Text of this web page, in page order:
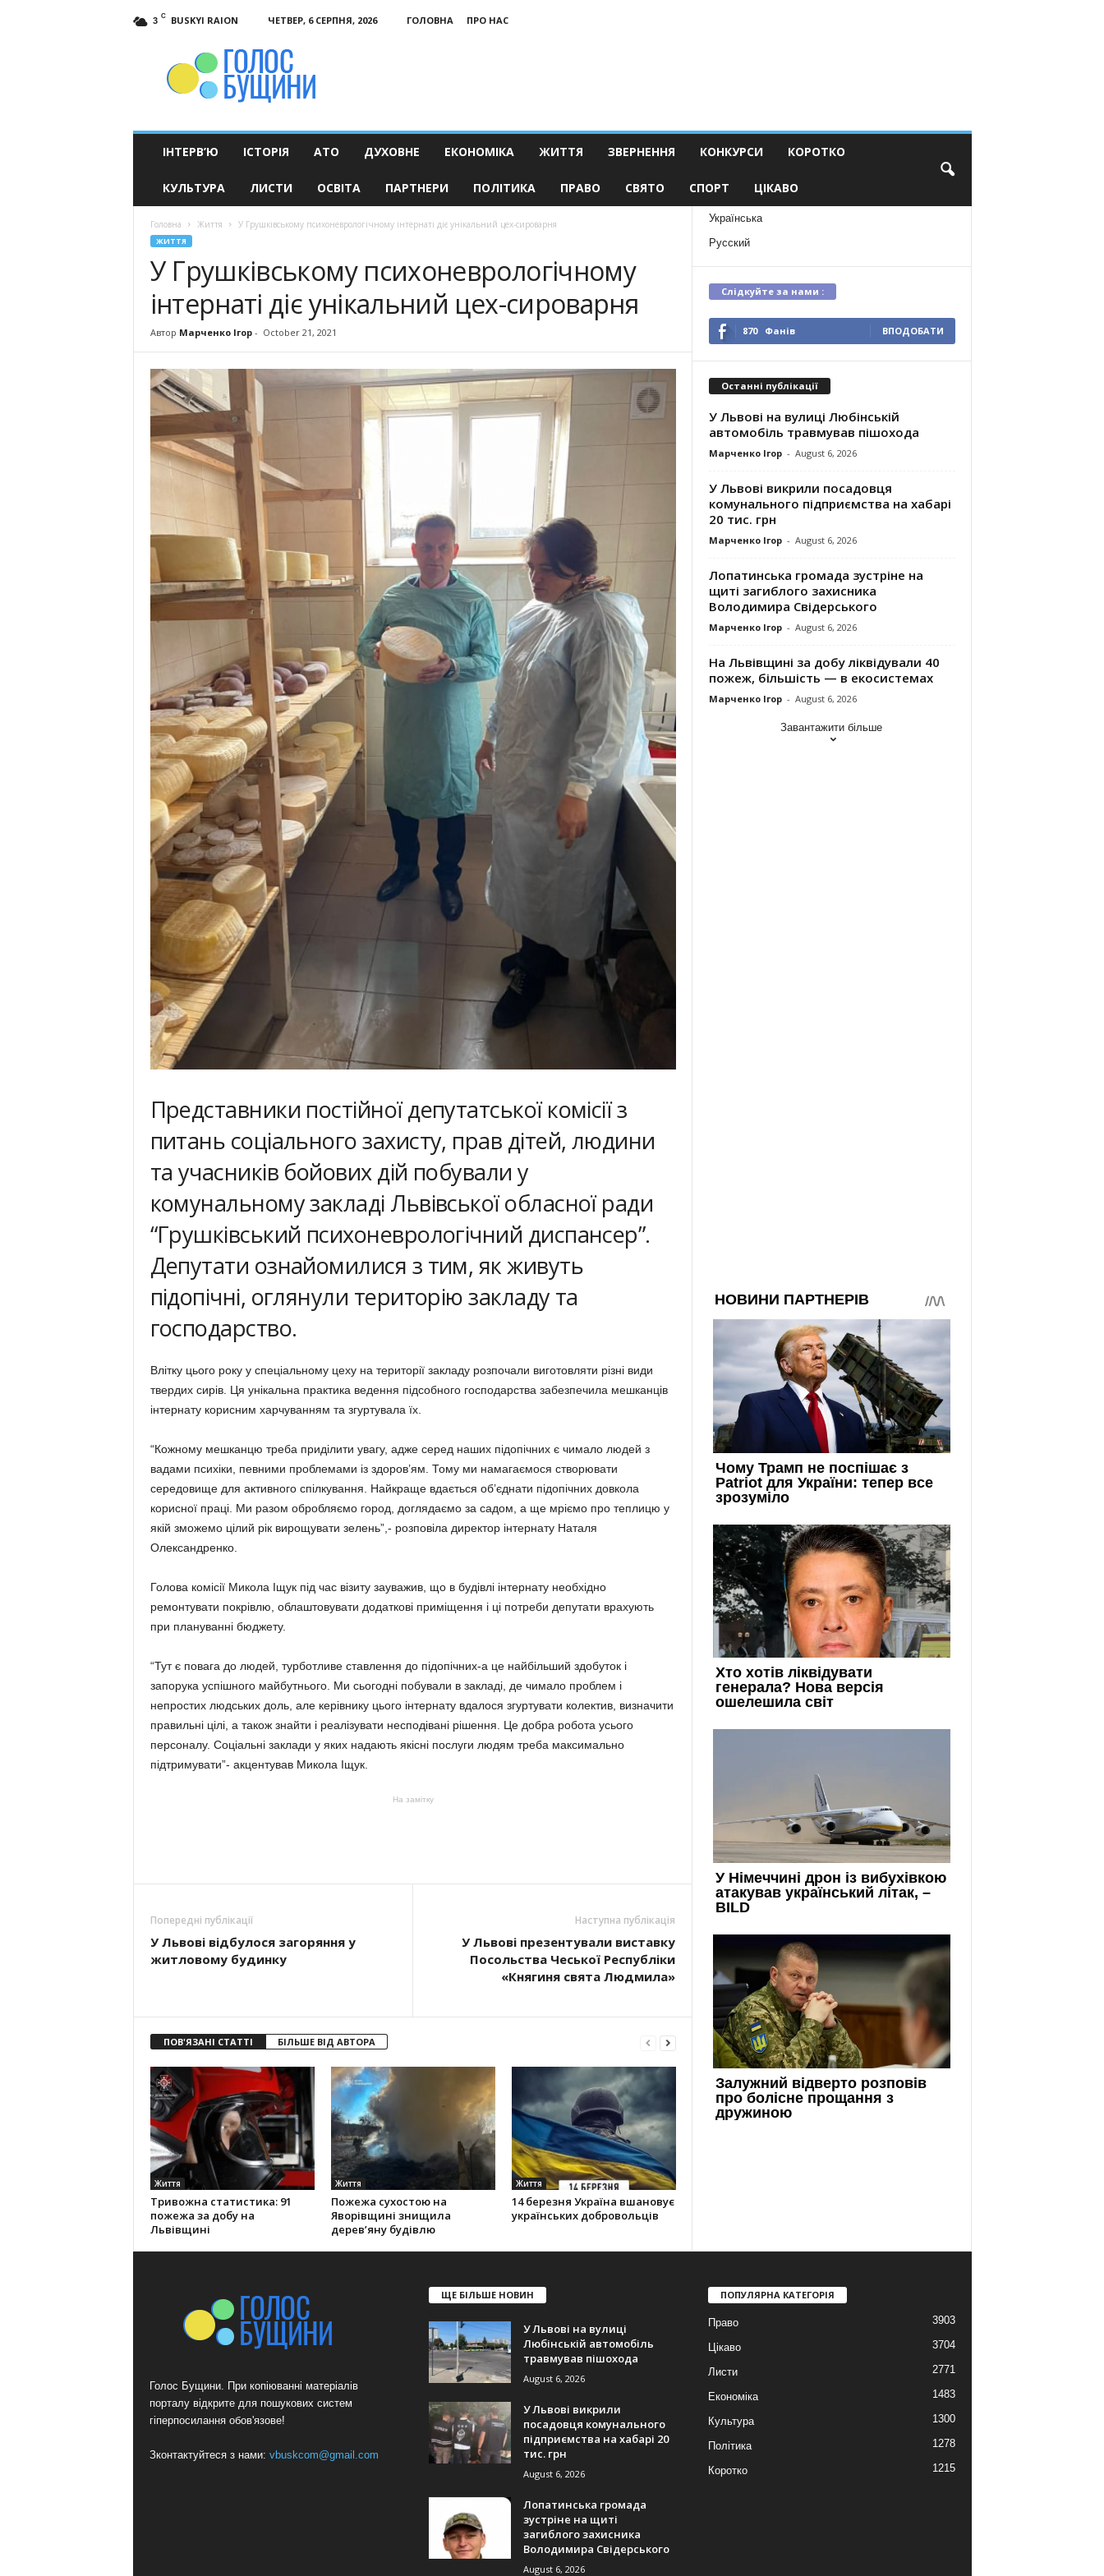
3 C BUSKYI RAION ЧЕТВЕР, 6 СЕРПНЯ, 2026 ГОЛОВНА
ПРО НАС
ІНТЕРВ’Ю ІСТОРІЯ АТО ДУХОВНЕ ЕКОНОМІКА ЖИТТЯ ЗВЕРНЕННЯ КОНКУРСИ КОРОТКО
КУЛЬТУРА ЛИСТИ ОСВІТА ПАРТНЕРИ ПОЛІТИКА ПРАВО СВЯТО СПОРТ ЦІКАВО
Головна Життя У Грушківському психоневрологічному інтернаті діє унікальний цех-сироварня
ЖИТТЯ
У Грушківському психоневрологічному
інтернаті діє унікальний цех-сироварня
Автор Марченко Ігор- October 21, 2021
Представники постійної депутатської комісії з
питань соціального захисту, прав дітей, людини
та учасників бойових дій побували у
комунальному закладі Львівської обласної ради
“Грушківський психоневрологічний диспансер”.
Депутати ознайомилися з тим, як живуть
підопічні, оглянули територію закладу та
господарство.
Влітку цього року у спеціальному цеху на території закладу розпочали виготовляти різні види
твердих сирів. Ця унікальна практика ведення підсобного господарства забезпечила мешканців
інтернату корисним харчуванням та згуртувала їх.
“Кожному мешканцю треба приділити увагу, адже серед наших підопічних є чимало людей з
вадами психіки, певними проблемами із здоров’ям. Тому ми намагаємося створювати
середовище для активного спілкування. Найкраще вдається об’єднати підопічних довкола
корисної праці. Ми разом обробляємо город, доглядаємо за садом, а ще мріємо про теплицю у
якій зможемо цілий рік вирощувати зелень”,- розповіла директор інтернату Наталя
Олександренко.
Голова комісії Микола Іщук під час візиту зауважив, що в будівлі інтернату необхідно
ремонтувати покрівлю, облаштовувати додаткові приміщення і ці потреби депутати врахують
при плануванні бюджету.
“Тут є повага до людей, турботливе ставлення до підопічних-а це найбільший здобуток і
запорука успішного майбутнього. Ми сьогодні побували в закладі, де чимало проблем і
непростих людських доль, але керівнику цього інтернату вдалося згуртувати колектив, визначити
правильні цілі, а також знайти і реалізувати несподівані рішення. Це добра робота усього
персоналу. Соціальні заклади у яких надають якісні послуги людям треба максимально
підтримувати”- акцентував Микола Іщук.
На замітку
Попередні публікації
У Львові відбулося загоряння у
житловому будинку
Наступна публікація
У Львові презентували виставку
Посольства Чеської Республіки
«Княгиня свята Людмила»
ПОВ'ЯЗАНІ СТАТТІ БІЛЬШЕ ВІД АВТОРА
Життя
Тривожна статистика: 91
пожежа за добу на
Львівщині
Життя
Пожежа сухостою на
Яворівщині знищила
дерев’яну будівлю
Життя
14 березня Україна вшановує
українських добровольців
Українська
Русский
Слідкуйте за нами :
870 Фанів ВПОДОБАТИ
Останні публікації
У Львові на вулиці Любінській
автомобіль травмував пішохода
Марченко Ігор - August 6, 2026
У Львові викрили посадовця
комунального підприємства на хабарі
20 тис. грн
Марченко Ігор - August 6, 2026
Лопатинська громада зустріне на
щиті загиблого захисника
Володимира Свідерського
Марченко Ігор - August 6, 2026
На Львівщині за добу ліквідували 40
пожеж, більшість — в екосистемах
Марченко Ігор - August 6, 2026
Завантажити більше
Голос Бущини. При копіюванні матеріалів
порталу відкрите для пошукових систем
гіперпосилання обов'язове!
Зконтактуйтеся з нами: vbuskcom@gmail.com
ЩЕ БІЛЬШЕ НОВИН
У Львові на вулиці
Любінській автомобіль
травмував пішохода
August 6, 2026
У Львові викрили
посадовця комунального
підприємства на хабарі 20
тис. грн
August 6, 2026
Лопатинська громада
зустріне на щиті
загиблого захисника
Володимира Свідерського
August 6, 2026
ПОПУЛЯРНА КАТЕГОРІЯ
Право 3903
Цікаво 3704
Листи 2771
Економіка 1483
Культура 1300
Політика 1278
Коротко 1215